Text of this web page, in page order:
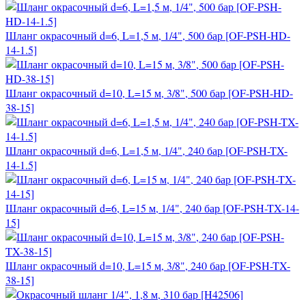
Шланг окрасочный d=6, L=1,5 м, 1/4", 500 бар [OF-PSH-HD-
14-1.5]
Шланг окрасочный d=10, L=15 м, 3/8", 500 бар [OF-PSH-HD-
38-15]
Шланг окрасочный d=6, L=1,5 м, 1/4", 240 бар [OF-PSH-TX-
14-1.5]
Шланг окрасочный d=6, L=15 м, 1/4", 240 бар [OF-PSH-TX-14-
15]
Шланг окрасочный d=10, L=15 м, 3/8", 240 бар [OF-PSH-TX-
38-15]